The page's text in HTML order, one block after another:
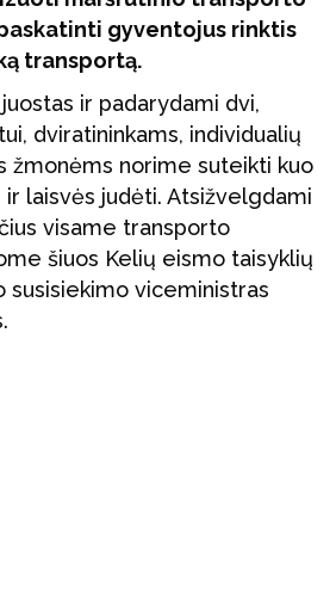
gyventojus rinktis
transportą.
ir padarydami dvi,
dviratininkams, individualių
žmonėms norime suteikti kuo
laisvės judėti. Atsižvelgdami
visame transporto
šiuos Kelių eismo taisyklių
susisiekimo viceministras